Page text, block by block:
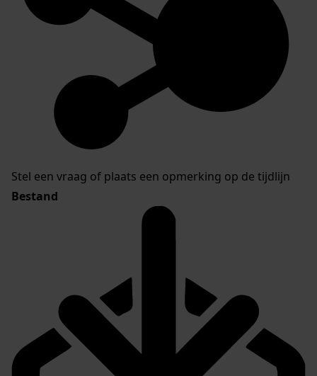
Stel een vraag of plaats een opmerking op de tijdlijn
Bestand